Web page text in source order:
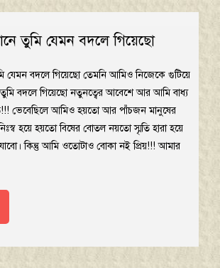
তুমি যেমন বদলে গিয়েছো
যেমন বদলে গিয়েছো তেমনি আমিও নিজেকে গুটিয়ে
তুমি বদলে গিয়েছো নতুনত্বের আবেশে আর আমি বাধ্য
ভেবেছিলে আমিও হয়তো আর পাঁচজন মানুষের
হয়ে হয়তো বিষের বোতল নয়তো স্মৃতি হারা হয়ে
যাবো। কিন্তু আমি ওতোটাও বোকা নই প্রিয়!!! আমার